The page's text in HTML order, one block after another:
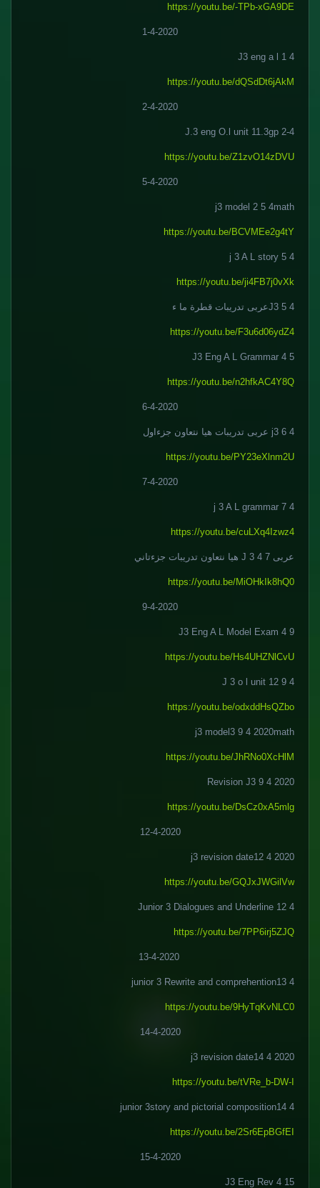
https://youtu.be/-TPb-xGA9DE
1-4-2020
J3 eng a l 1 4
https://youtu.be/dQSdDt6jAkM
2-4-2020
2-4 J.3 eng O.l unit 11.3gp
https://youtu.be/Z1zvO14zDVU
5-4-2020
j3 model 2 5 4math
https://youtu.be/BCVMEe2g4tY
j 3 A L story 5 4
https://youtu.be/ji4FB7j0vXk
J3 5 4عربى تدريبات قطرة ما ء
https://youtu.be/F3u6d06ydZ4
5 4 J3 Eng A L Grammar
https://youtu.be/n2hfkAC4Y8Q
6-4-2020
j3 6 4 عربى تدريبات هيا نتعاون جزءاول
https://youtu.be/PY23eXlnm2U
7-4-2020
j 3 A L grammar 7 4
https://youtu.be/cuLXq4Izwz4
عربى 7 4 J 3 هيا نتعاون تدريبات جزءتاني
https://youtu.be/MiOHkIk8hQ0
9-4-2020
9 4 J3 Eng A L Model Exam
https://youtu.be/Hs4UHZNlCvU
J 3 o l unit 12 9 4
https://youtu.be/odxddHsQZbo
j3 model3 9 4 2020math
https://youtu.be/JhRNo0XcHlM
Revision J3 9 4 2020
https://youtu.be/DsCz0xA5mlg
12-4-2020
j3 revision date12 4 2020
https://youtu.be/GQJxJWGilVw
Junior 3 Dialogues and Underline 12 4
https://youtu.be/7PP6irj5ZJQ
13-4-2020
junior 3 Rewrite and comprehention13 4
https://youtu.be/9HyTqKvNLC0
14-4-2020
j3 revision date14 4 2020
https://youtu.be/tVRe_b-DW-I
junior 3story and pictorial composition14 4
https://youtu.be/2Sr6EpBGfEI
15-4-2020
15 4 J3 Eng Rev